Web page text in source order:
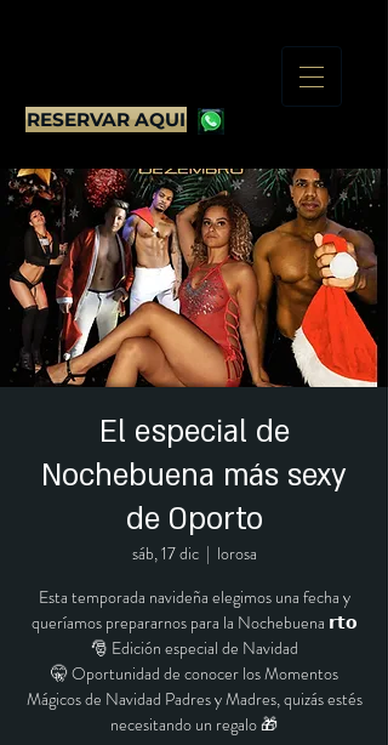
RESERVAR AQUI
El especial de
Nochebuena más sexy
de Oporto
sáb, 17 dic
  |
lorosa
Esta temporada navideña elegimos una fecha y
queríamos prepararnos para la Nochebuena 𝗿𝘁𝗼
🎅 Edición especial de Navidad
🤫 Oportunidad de conocer los Momentos
Mágicos de Navidad Padres y Madres, quizás estés
necesitando un regalo 🎁